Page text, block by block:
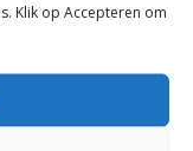
Klik op Accepteren om